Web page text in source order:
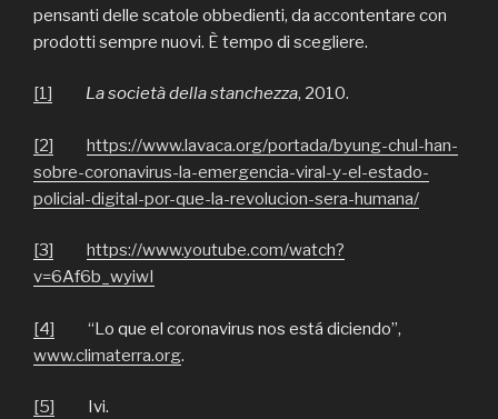
pensanti delle scatole obbedienti, da accontentare con
prodotti sempre nuovi. È tempo di scegliere.
[1] La società della stanchezza, 2010.
[2]
https://www.lavaca.org/portada/byung-chul-han-
sobre-coronavirus-la-emergencia-viral-y-el-estado-
policial-digital-por-que-la-revolucion-sera-humana/
[3]
https://www.youtube.com/watch?
v=6Af6b_wyiwI
[4] “Lo que el coronavirus nos está diciendo”,
www.climaterra.org.
[5] Ivi.